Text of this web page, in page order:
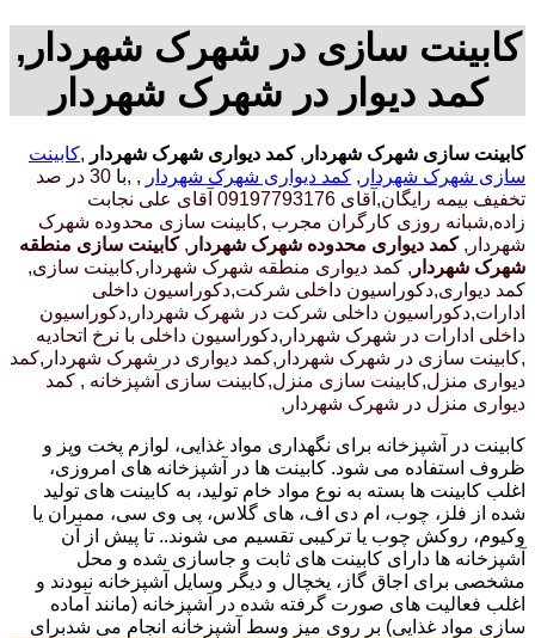
کابینت سازی در شهرک شهردار,
کمد دیوار در شهرک شهردار
کابینت سازی شهرک شهردار ,کمد دیواری شهرک شهردار ,کابینت
سازی شهرک شهردار , کمد دیواری شهرک شهردار , ,با
30 در صد
تخفیف بیمه رایگان,آقای 09197793176 آقای علی نجابت
زاده,شبانه روزی کارگران مجرب ,کابینت سازی محدوده شهرک
شهردار,کمد دیواری محدوده شهرک شهردار , کابینت سازی منطقه
شهرک شهردار , کمد دیواری منطقه شهرک شهردار,کابینت سازی,
کمد دیواری,دکوراسیون داخلی شرکت,دکوراسیون داخلی
ادارات,دکوراسیون داخلی شرکت در شهرک شهردار,دکوراسیون
داخلی ادارات در شهرک شهردار,دکوراسیون داخلی با نرخ اتحادیه
,کابینت سازی در شهرک شهردار,کمد دیواری در شهرک شهردار,کمد
دیواری منزل,کابینت سازی منزل,کابینت سازی آشپزخانه , کمد
دیواری منزل در شهرک شهردار,
کابینت در آشپزخانه برای نگهداری مواد غذایی، لوازم پخت وپز و
ظروف استفاده می شود. کابینت ها در آشپزخانه های امروزی،
اغلب کابینت ها بسته به نوع مواد خام تولید، به کابینت های تولید
شده از فلز، چوب، ام دی اف، های گلاس، پی وی سی، ممبران یا
وکیوم، روکش چوب یا ترکیبی تقسیم می شوند.. تا پیش از آن
آشپزخانه ها دارای کابینت های ثابت و جاسازی شده و محل
مشخصی برای اجاق گاز، یخچال و دیگر وسایل آشپزخانه نبودند و
اغلب فعالیت های صورت گرفته شده در آشپزخانه (مانند آماده
سازی مواد غذایی) بر روی میز وسط آشپزخانه انجام می شدبرای